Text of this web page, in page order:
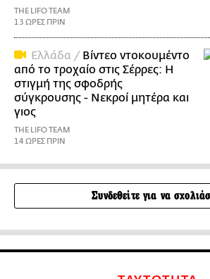
THE LIFO TEAM
13 ΩΡΕΣ ΠΡΙΝ
Ελλάδα / Βίντεο ντοκουμέντο
από το τροχαίο στις Σέρρες: Η
στιγμή της σφοδρής
σύγκρουσης - Νεκροί μητέρα και
γιος
THE LIFO TEAM
14 ΩΡΕΣ ΠΡΙΝ
Συνδεθείτε για να